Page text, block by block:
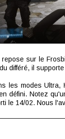
repose sur le
différé, il
les modes Ultra,
défini. Notez
le 14/02. Nous